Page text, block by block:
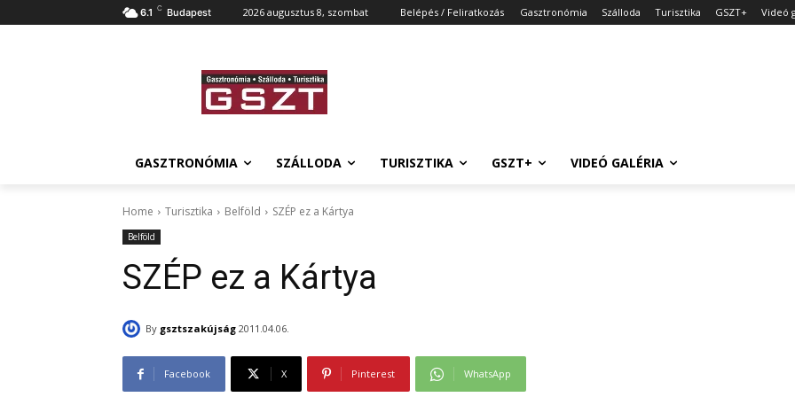
6.1 C Budapest 2026 augusztus 8, szombat Belépés / Feliratkozás Gasztronómia Szálloda Turisztika GSZT+ Videó
GASZTRONÓMIA SZÁLLODA TURISZTIKA GSZT+ VIDEÓ GALÉRIA
Home Turisztika Belföld SZÉP ez a Kártya
Belföld
SZÉP ez a Kártya
By gsztszakújság 2011.04.06.
Facebook X Pinterest WhatsApp